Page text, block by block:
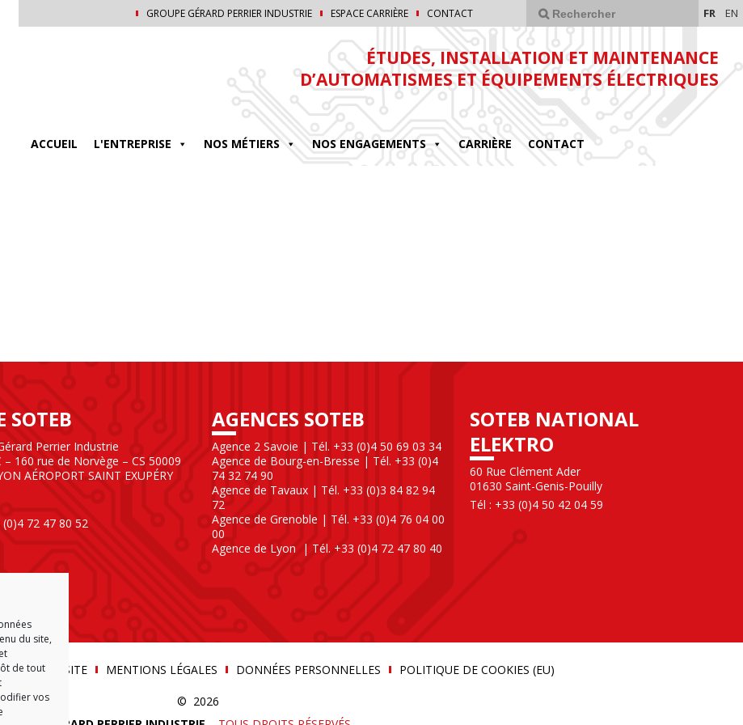
du site,
de tout
vos
GROUPE GÉRARD PERRIER INDUSTRIE ESPACE CARRIÈRE CONTACT FR EN
ÉTUDES, INSTALLATION ET MAINTENANCE
D’AUTOMATISMES ET ÉQUIPEMENTS ÉLECTRIQUES
ACCUEIL L'ENTREPRISE NOS MÉTIERS NOS ENGAGEMENTS CARRIÈRE CONTACT
SOTEB
Perrier Industrie
– 160 rue de Norvège – CS 50009
AÉROPORT SAINT EXUPÉRY
(0)4 72 47 80 52
AGENCES SOTEB
Agence 2 Savoie | Tél. +33 (0)4 50 69 03 34
Agence de Bourg-en-Bresse | Tél. +33 (0)4
74 32 74 90
Agence de Tavaux | Tél. +33 (0)3 84 82 94
72
Agence de Grenoble | Tél. +33 (0)4 76 04 00
00
Agence de Lyon
| Tél. +33 (0)4 72 47 80 40
SOTEB NATIONAL
ELEKTRO
60 Rue Clément Ader
01630 Saint-Genis-Pouilly
Tél : +33 (0)4 50 42 04 59
PLAN DU SITE MENTIONS LÉGALES DONNÉES PERSONNELLES POLITIQUE DE COOKIES (EU)
© 2026